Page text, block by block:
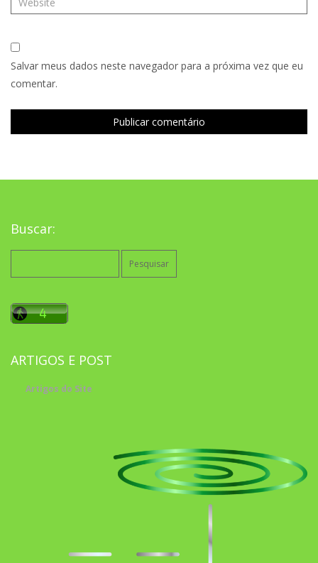
Salvar meus dados neste navegador para a próxima vez que eu
comentar.
Buscar:
ARTIGOS E POST
Artigos do Site